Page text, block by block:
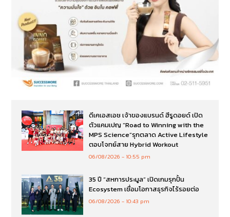
ดีเคเอสเอช เจ้าของแบรนด์ ฮีรูดอยด์ เปิด
ตัวแคมเปญ “Road to Winning with the
MPS Science”รุกตลาด Active Lifestyle
ตอบโจทย์สาย Hybrid Workout
06/08/2026 10:55 pm
35 ปี “สหการประมูล” เปิดเกมรุกปั้น
Ecosystem เชื่อมโอกาสธุรกิจไร้รอยต่อ
06/08/2026 10:43 pm